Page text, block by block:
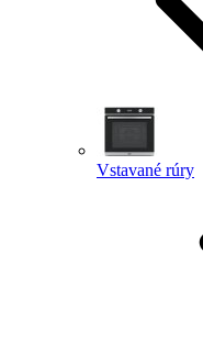
Vstavané rúry